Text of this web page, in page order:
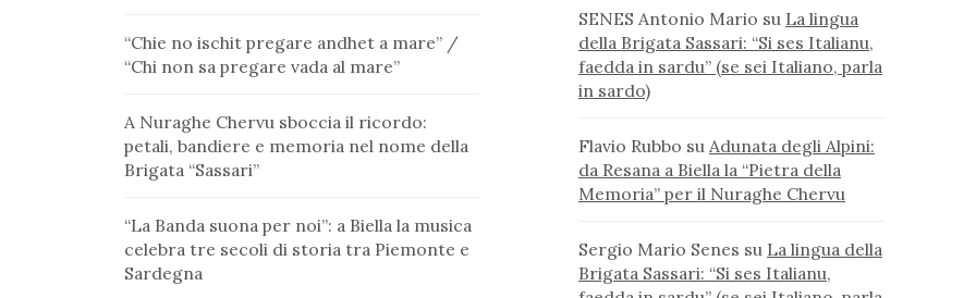
“Chie no ischit pregare andhet a mare” /
“Chi non sa pregare vada al mare”
A Nuraghe Chervu sboccia il ricordo:
petali, bandiere e memoria nel nome della
Brigata “Sassari”
“La Banda suona per noi”: a Biella la musica
celebra tre secoli di storia tra Piemonte e
Sardegna
SENES Antonio Mario su La lingua
della Brigata Sassari: “Si ses Italianu,
faedda in sardu” (se sei Italiano, parla
in sardo)
Flavio Rubbo su Adunata degli Alpini:
da Resana a Biella la “Pietra della
Memoria” per il Nuraghe Chervu
Sergio Mario Senes su La lingua della
Brigata Sassari: “Si ses Italianu,